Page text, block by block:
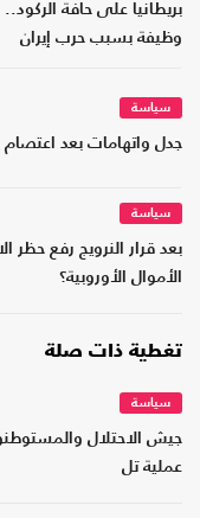
بريطانيا على حافة
وظيفة بسبب حرب إيران
سياسة
جدل واتهامات بعد
سياسة
بعد قرار النرويج رفع
الأموال الأوروبية؟
تغطية ذات صلة
سياسة
جيش الاحتلال
عملية تل